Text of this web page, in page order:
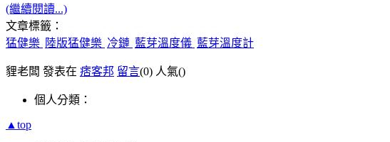
(繼續閱讀...)
文章標籤：
猛健樂 陸版猛健樂 冷鏈 藍芽溫度儀 藍芽溫度計
貍老闆 發表在 痞客邦 留言(0) 人氣()
個人分類：
▲top